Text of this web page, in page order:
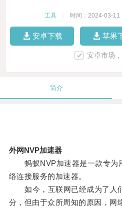
工具 时间：2024-03-11
安卓下载 苹果
安卓市场
简介
外网NVP加速器
蚂蚁NVP加速器是一款专为
络连接服务的加速器。
如今，互联网已经成为了人
分，但由于众所周知的原因，网